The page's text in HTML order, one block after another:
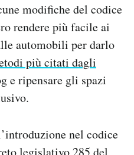
modifiche del codice
rendere più facile ai
automobili per darlo
più citati dagli
e ripensare gli spazi
nel codice
legislativo 285 del